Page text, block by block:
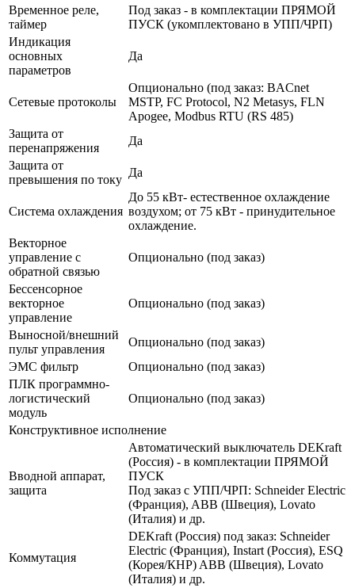
Временное реле,
таймер
Под заказ - в комплектации ПРЯМОЙ
ПУСК (укомплектовано в УПП/ЧРП)
Индикация
основных
параметров
Да
Сетевые протоколы
Опционально (под заказ: BACnet
MSTP, FC Protocol, N2 Metasys, FLN
Apogee, Modbus RTU (RS 485)
Защита от
перенапряжения
Да
Защита от
превышения по току
Да
Система охлаждения
До 55 кВт- естественное охлаждение
воздухом; от 75 кВт - принудительное
охлаждение.
Векторное
управление с
обратной связью
Опционально (под заказ)
Бессенсорное
векторное
управление
Опционально (под заказ)
Выносной/внешний
пульт управления
Опционально (под заказ)
ЭМС фильтр
Опционально (под заказ)
ПЛК программно-
логистический
модуль
Опционально (под заказ)
Конструктивное исполнение
Вводной аппарат,
защита
Автоматический выключатель DEKraft
(Россия) - в комплектации ПРЯМОЙ
ПУСК
Под заказ с УПП/ЧРП: Schneider Electric
(Франция), ABB (Швеция), Lovato
(Италия) и др.
Коммутация
DEKraft (Россия) под заказ: Schneider
Electric (Франция), Instart (Россия), ESQ
(Корея/КНР) ABB (Швеция), Lovato
(Италия) и др.